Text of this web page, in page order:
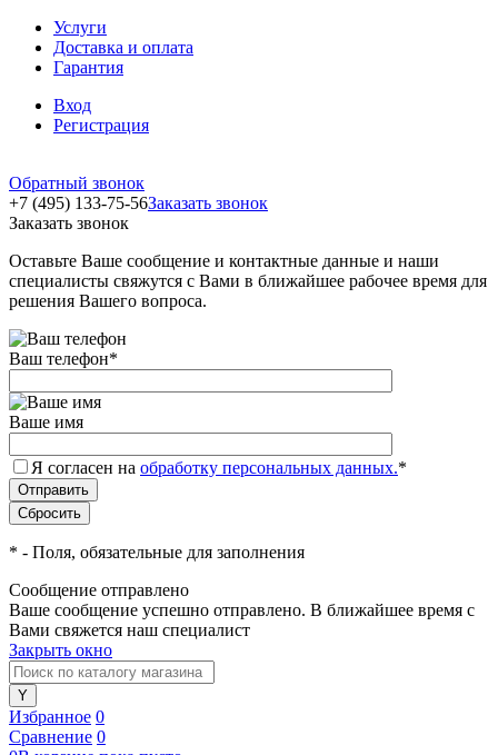
Услуги
Доставка и оплата
Гарантия
Вход
Регистрация
Обратный звонок
+7 (495) 133-75-56Заказать звонок
Заказать звонок
Оставьте Ваше сообщение и контактные данные и наши
специалисты свяжутся с Вами в ближайшее рабочее время для
решения Вашего вопроса.
Ваш телефон*
Ваше имя
Я согласен на обработку персональных данных.*
* - Поля, обязательные для заполнения
Сообщение отправлено
Ваше сообщение успешно отправлено. В ближайшее время с
Вами свяжется наш специалист
Закрыть окно
Избранное 0
Сравнение 0